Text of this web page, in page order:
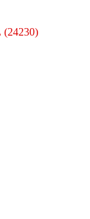
(24230)